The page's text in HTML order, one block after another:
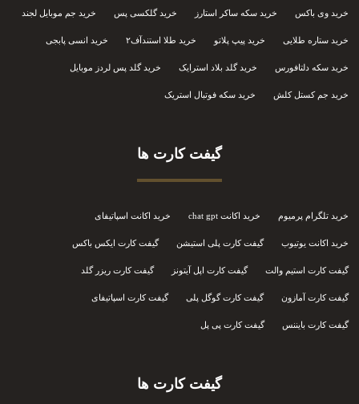
خرید وی باکس خرید سکه ساکر استارز خرید گلکسی پس خرید جم موبایل لجند
خرید ستاره طلایی خرید پیپ پلاتو خرید طلا استندآف۲ خرید انسی پابجی
خرید سکه دلتافورس خرید گلد بلاد استرایک خرید گلد پس لردز موبایل
خرید جم کستل کلش خرید سکه فوتبال استریک
گیفت کارت ها
خرید تلگرام پرمیوم خرید اکانت chat gpt خرید اکانت اسپاتیفای
خرید اکانت یوتیوب گیفت کارت پلی استیشن گیفت کارت ایکس باکس
گیفت کارت استیم والت گیفت کارت اپل آیتونز گیفت کارت ریزر گلد
گیفت کارت آمازون گیفت کارت گوگل پلی گیفت کارت اسپاتیفای
گیفت کارت بایننس گیفت کارت پی پل
گیفت کارت ها